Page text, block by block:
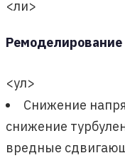
<ли>
Ремоделирование
<ул>
Снижение
снижение
вредные